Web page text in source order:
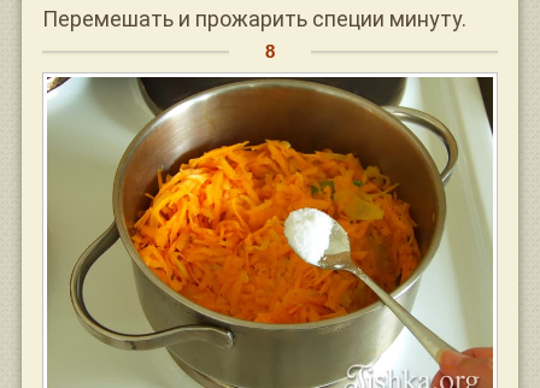
Перемешать и прожарить специи минуту.